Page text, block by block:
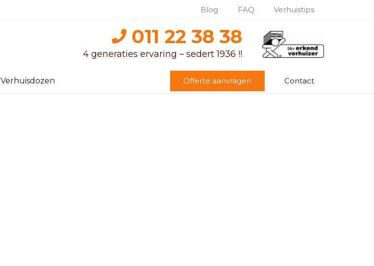
Blog FAQ Verhuistips
011 22 38 38
4 generaties ervaring – sedert 1936 !!
Verhuisdozen Offerte aanvragen Contact